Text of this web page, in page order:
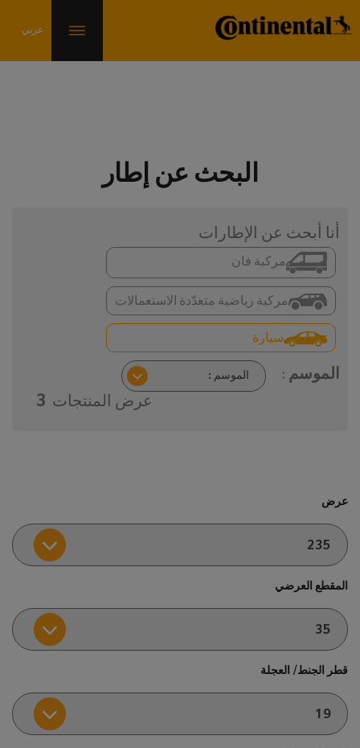
البحث عن إطار
أنا أبحث عن الإطارات
سيارة
مركبة رياضية متعدّدة الاستعمالات
مركبة فان
الموسم :
عرض المنتجات 3
عرض
المقطع العرضي
قطر الجنط/ العجلة